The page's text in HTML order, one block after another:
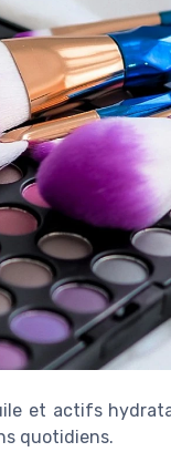
et actifs
quotidiens.